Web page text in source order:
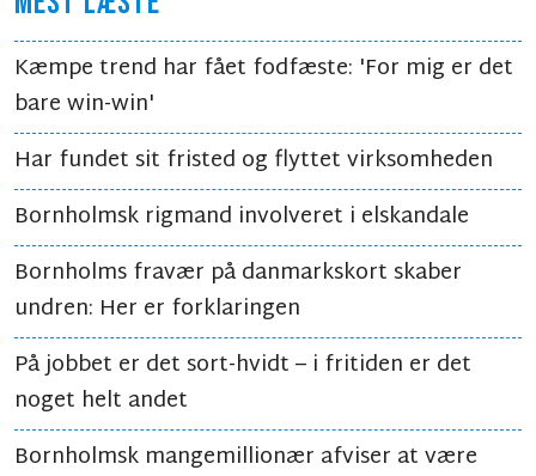
Kæmpe trend har fået fodfæste: 'For mig er det
bare win-win'
Har fundet sit fristed og flyttet virksomheden
Bornholmsk rigmand involveret i elskandale
Bornholms fravær på danmarkskort skaber
undren: Her er forklaringen
På jobbet er det sort-hvidt – i fritiden er det
noget helt andet
Bornholmsk mangemillionær afviser at være